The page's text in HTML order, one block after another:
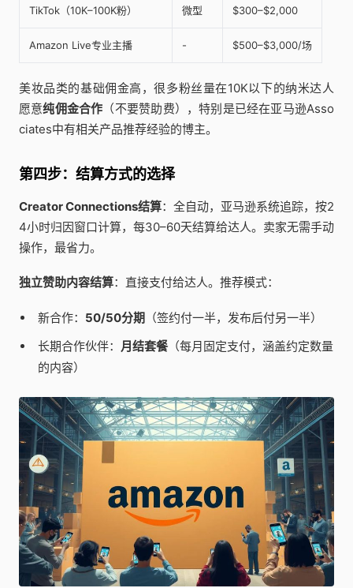
TikTok（10K–100K粉） 微型 $300–$2,000
Amazon Live专业主播 - $500–$3,000/场
美妆品类的基础佣金高，很多粉丝量在10K以下的纳米达人
愿意纯佣金合作 （不要赞助费），特别是已经在亚马逊Asso
ciates中有相关产品推荐经验的博主。
第四步：结算方式的选择
Creator Connections结算：全自动，亚马逊系统追踪，按2
4小时归因窗口计算，每30–60天结算给达人。卖家无需手动
操作，最省力。
独立赞助内容结算：直接支付给达人。推荐模式：
新合作： 50/50分期 （签约付一半，发布后付另一半）
长期合作伙伴： 月结套餐（每月固定支付，涵盖约定数量
的内容）